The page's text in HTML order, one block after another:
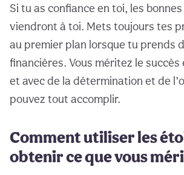
Si tu as confiance en toi, les
viendront à toi. Mets toujours tes
au premier plan lorsque tu prends
financières. Vous méritez le
et avec de la détermination et de
pouvez tout accomplir.
Comment utiliser les
obtenir ce que vous